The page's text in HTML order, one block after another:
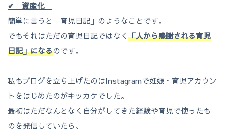
✔ 資産化
簡単に言うと「育児日記」のようなことです。
でもそれはただの育児日記ではなく「人から感謝される育児
日記」になるのです。
私もブログを立ち上げたのはInstagramで妊娠・育児アカウン
トをはじめたのがキッカケでした。
最初はただなんとなく自分がしてきた経験や育児で使ったも
のを発信していたら、